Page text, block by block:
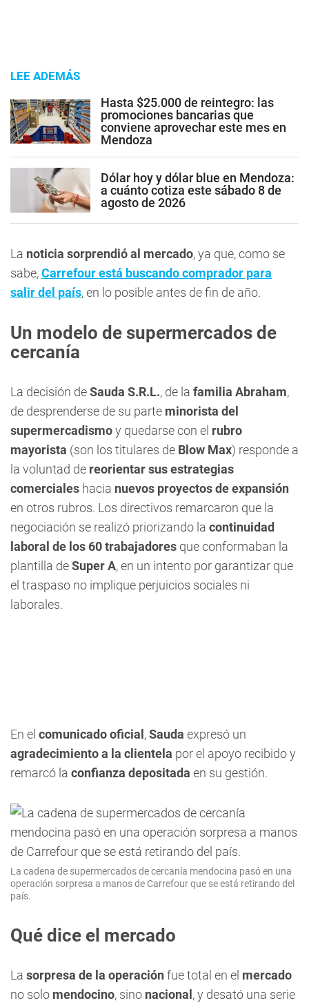
LEE ADEMÁS
Hasta $25.000 de reintegro: las
promociones bancarias que
conviene aprovechar este mes en
Mendoza
Dólar hoy y dólar blue en Mendoza:
a cuánto cotiza este sábado 8 de
agosto de 2026
La noticia sorprendió al mercado, ya que, como se
sabe,Carrefourestá buscandocomprador para
salir del país, en lo posible antes de fin de año.
Un modelo de supermercados de
cercanía
La decisión deSauda S.R.L., de la familia Abraham,
de desprenderse de su parte minorista del
supermercadismoy quedarse con el rubro
mayorista (son los titulares de Blow Max) responde a
la voluntad de reorientar sus estrategias
comerciales hacia nuevos proyectos de expansión
en otros rubros. Los directivos remarcaron que la
negociación se realizó priorizando la continuidad
laboral de los 60 trabajadores que conformaban la
plantilla deSuper A, en un intento por garantizar que
el traspaso no implique perjuicios sociales ni
laborales.
En el comunicado oficial ,Sauda expresó un
agradecimiento a la clientela por el apoyo recibido y
remarcó la confianza depositada en su gestión.
La cadena de supermercados de cercanía mendocina pasó en una
operación sorpresa a manos de Carrefour que se está retirando del
país.
Qué dice el mercado
La sorpresa de la operación fue total en el mercado
no solo mendocino, sino nacional , y desató una serie